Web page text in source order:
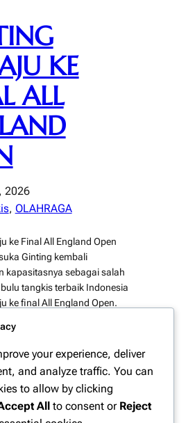
KE
ALL
2026
, OLAHRAGA
ke Final All England Open
Ginting kembali
kapasitasnya sebagai salah
tangkis terbaik Indonesia
ke final All England Open.
sepanjang
saat menghadapi
tangguh di fase gugur. Melalui
dan konsisten, Ginting
your experience, deliver
and analyze traffic. You can
to allow by clicking
All to consent or Reject